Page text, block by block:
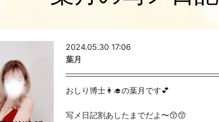
2024.05.30 17:06
葉月
おしり博士👩‍🎓の葉月です💕
写メ日記割あしたまでだよ〜😙😙